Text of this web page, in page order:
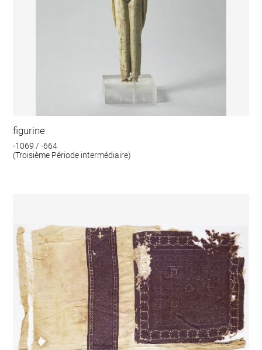
figurine
-1069 / -664
(Troisième Période intermédiaire)